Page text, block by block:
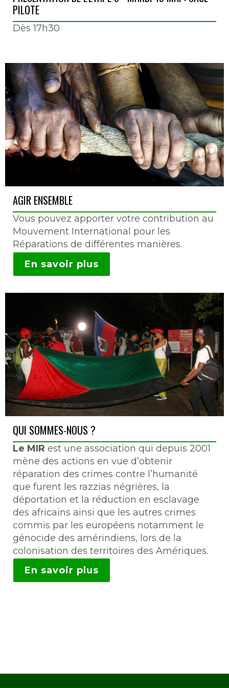
PILOTE
Dès 17h30
AGIR ENSEMBLE
Vous pouvez apporter votre contribution au
Mouvement International pour les
Réparations de différentes manières.
En savoir plus
QUI SOMMES-NOUS ?
Le MIR est une association qui depuis 2001
mène des actions en vue d’obtenir
réparation des crimes contre l’humanité
que furent les razzias négrières, la
déportation et la réduction en esclavage
des africains ainsi que les autres crimes
commis par les européens notamment le
génocide des amérindiens, lors de la
colonisation des territoires des Amériques.
En savoir plus